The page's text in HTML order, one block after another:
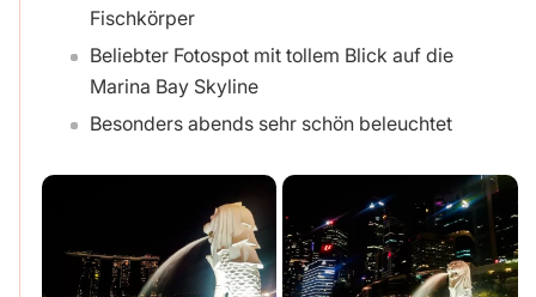
Fischkörper
Beliebter Fotospot mit tollem Blick auf die
Marina Bay Skyline
Besonders abends sehr schön beleuchtet